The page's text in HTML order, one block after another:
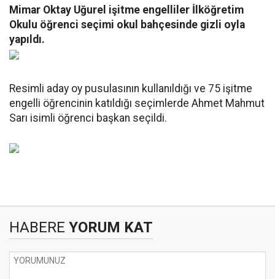
Mimar Oktay Uğurel işitme engelliler İlköğretim
Okulu öğrenci seçimi okul bahçesinde gizli oyla
yapıldı.
Resimli aday oy pusulasının kullanıldığı ve 75 işitme
engelli öğrencinin katıldığı seçimlerde Ahmet Mahmut
Sarı isimli öğrenci başkan seçildi.
HABERE YORUM KAT